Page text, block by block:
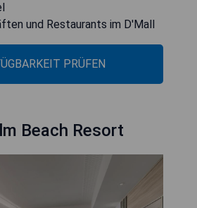
und Restaurants im D'Mall
PRÜFEN
Beach Resort